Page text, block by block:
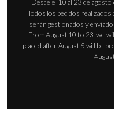
Desde el 10 al 23 de
Todos los pedidos realizados
serán gestionados y
From August 10 to 23, we
placed after August 5 will be